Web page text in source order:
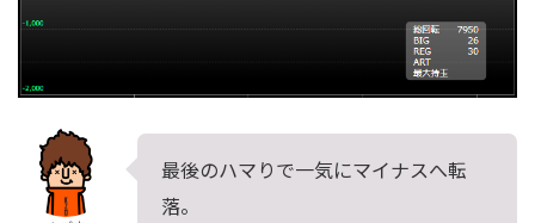
最後のハマりで一気にマイナスへ転
落。